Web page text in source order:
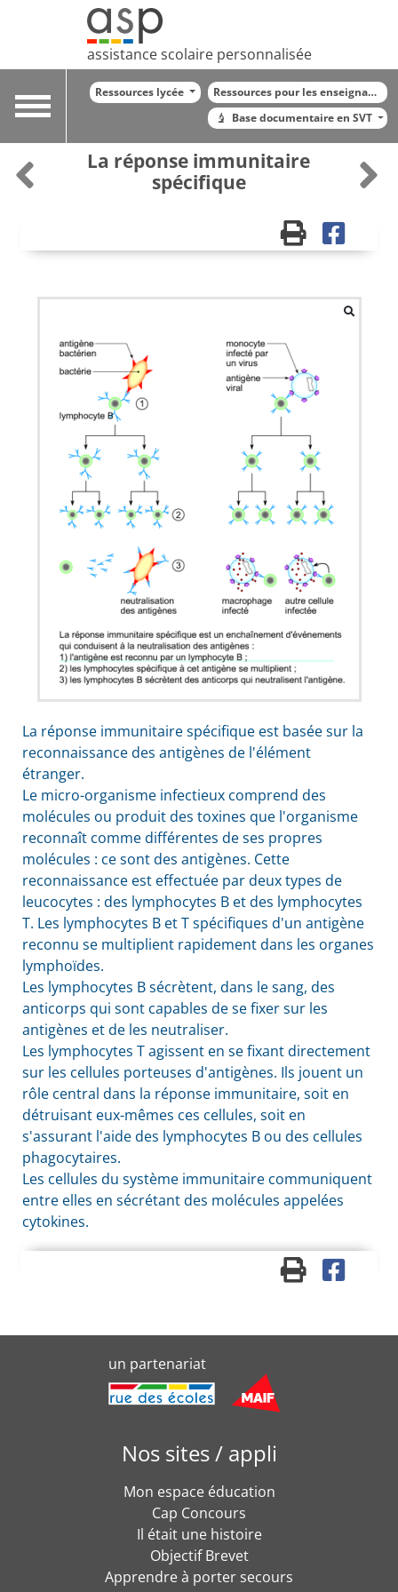
assistance scolaire personnalisée
Toggle
Ressources lycée
Ressources pour les enseignants
Base documentaire en SVT
La réponse immunitaire
spécifique
La réponse immunitaire spécifique est basée sur la
reconnaissance des antigènes de l'élément
étranger.
Le micro-organisme infectieux comprend des
molécules ou produit des toxines que l'organisme
reconnaît comme différentes de ses propres
molécules : ce sont des antigènes. Cette
reconnaissance est effectuée par deux types de
leucocytes : des lymphocytes B et des lymphocytes
T. Les lymphocytes B et T spécifiques d'un antigène
reconnu se multiplient rapidement dans les organes
lymphoïdes.
Les lymphocytes B sécrètent, dans le sang, des
anticorps qui sont capables de se fixer sur les
antigènes et de les neutraliser.
Les lymphocytes T agissent en se fixant directement
sur les cellules porteuses d'antigènes. Ils jouent un
rôle central dans la réponse immunitaire, soit en
détruisant eux-mêmes ces cellules, soit en
s'assurant l'aide des lymphocytes B ou des cellules
phagocytaires.
Les cellules du système immunitaire communiquent
entre elles en sécrétant des molécules appelées
cytokines.
un partenariat
Nos sites / appli
Mon espace éducation
Cap Concours
Il était une histoire
Objectif Brevet
Apprendre à porter secours